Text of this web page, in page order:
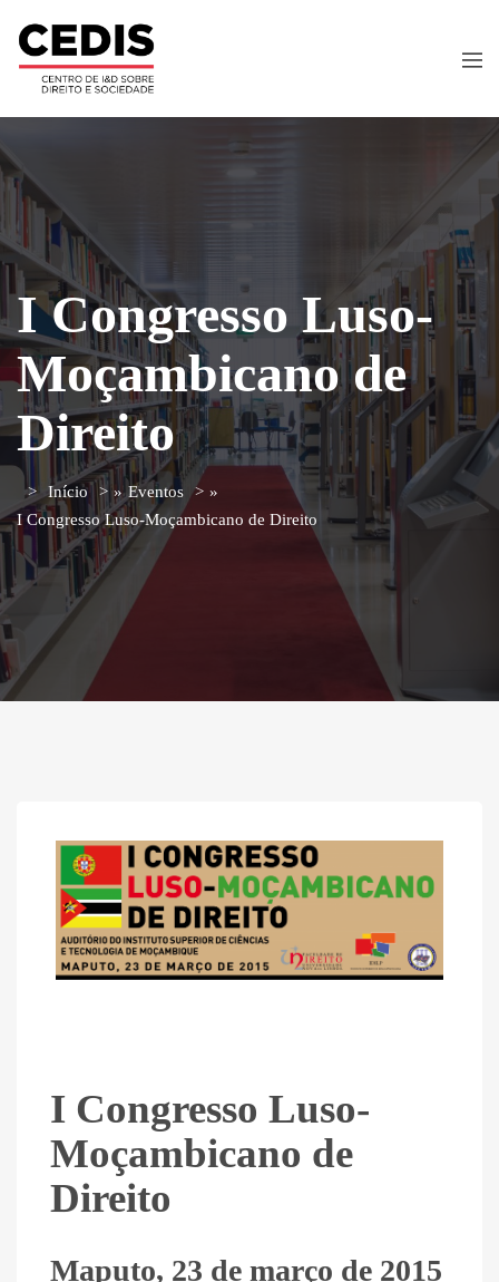
I Congresso Luso-
Moçambicano de
Direito
Início » Eventos
»
I Congresso Luso-Moçambicano de Direito
I Congresso Luso-
Moçambicano de
Direito
Maputo, 23 de março de 2015